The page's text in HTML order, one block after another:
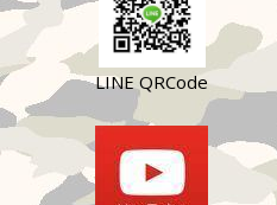
LINE QRCode